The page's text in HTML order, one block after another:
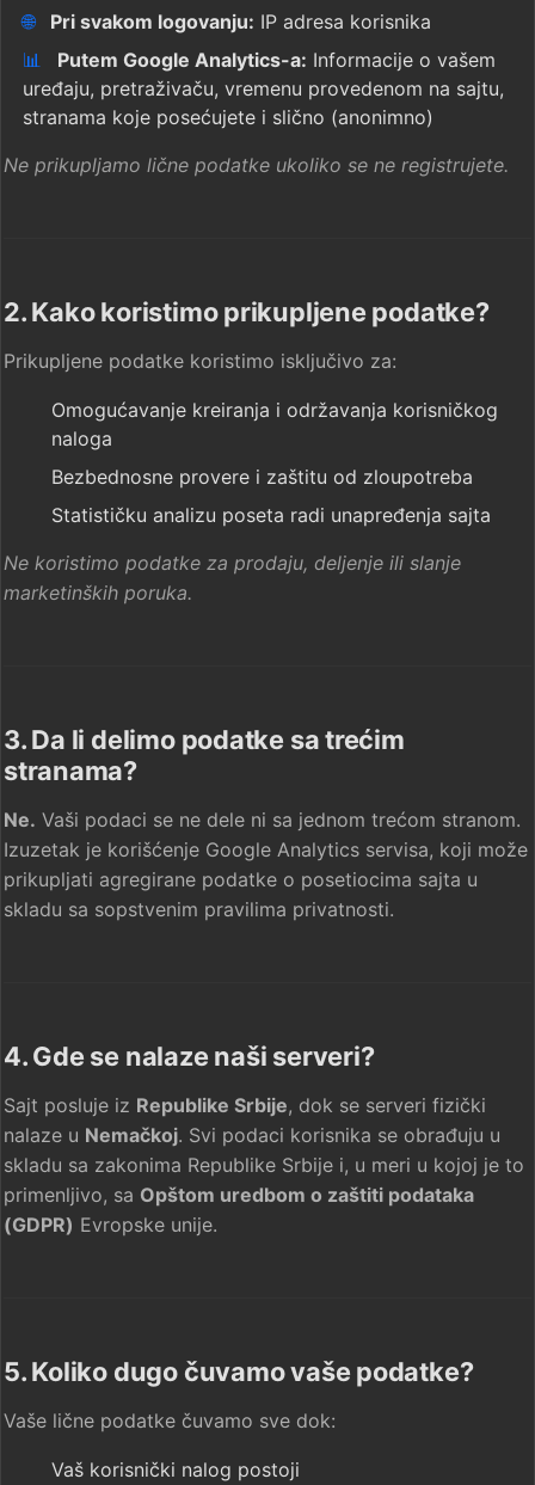
🌐
Pri svakom logovanju: IP adresa korisnika
📊
Putem Google Analytics-a: Informacije o vašem
uređaju, pretraživaču, vremenu provedenom na sajtu,
stranama koje posećujete i slično (anonimno)
Ne prikupljamo lične podatke ukoliko se ne registrujete.
2. Kako koristimo prikupljene podatke?
Prikupljene podatke koristimo isključivo za:
Omogućavanje kreiranja i održavanja korisničkog
naloga
Bezbednosne provere i zaštitu od zloupotreba
Statističku analizu poseta radi unapređenja sajta
Ne koristimo podatke za prodaju, deljenje ili slanje
marketinških poruka.
3. Da li delimo podatke sa trećim
stranama?
Ne. Vaši podaci se ne dele ni sa jednom trećom stranom.
Izuzetak je korišćenje Google Analytics servisa, koji može
prikupljati agregirane podatke o posetiocima sajta u
skladu sa sopstvenim pravilima privatnosti.
4. Gde se nalaze naši serveri?
Sajt posluje iz Republike Srbije, dok se serveri fizički
nalaze u Nemačkoj. Svi podaci korisnika se obrađuju u
skladu sa zakonima Republike Srbije i, u meri u kojoj je to
primenljivo, sa Opštom uredbom o zaštiti podataka
(GDPR) Evropske unije.
5. Koliko dugo čuvamo vaše podatke?
Vaše lične podatke čuvamo sve dok:
Vaš korisnički nalog postoji